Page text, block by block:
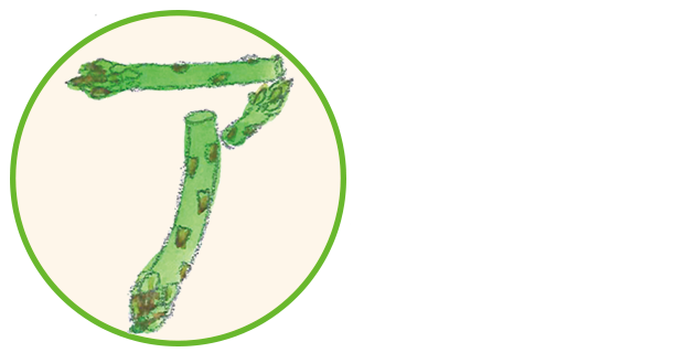
ツ
へ
ス
キ
ッ
プ
シ
ョ
ン
に
移
動